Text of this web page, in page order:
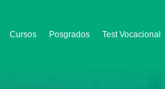
Cursos Posgrados Test Vocacional